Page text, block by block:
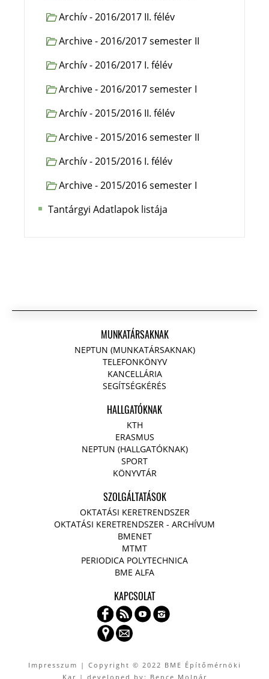
Archív - 2016/2017 II. félév
Archive - 2016/2017 semester II
Archív - 2016/2017 I. félév
Archive - 2016/2017 semester I
Archív - 2015/2016 II. félév
Archive - 2015/2016 semester II
Archív - 2015/2016 I. félév
Archive - 2015/2016 semester I
Tantárgyi Adatlapok listája
MUNKATÁRSAKNAK
NEPTUN (MUNKATÁRSAKNAK)
TELEFONKÖNYV
KANCELLÁRIA
SEGÍTSÉGKÉRÉS
HALLGATÓKNAK
KTH
ERASMUS
NEPTUN (HALLGATÓKNAK)
SPORT
KÖNYVTÁR
SZOLGÁLTATÁSOK
OKTATÁSI KERETRENDSZER
OKTATÁSI KERETRENDSZER - ARCHÍVUM
BMENET
MTMT
PERIODICA POLYTECHNICA
BME ALFA
KAPCSOLAT
Impresszum | Copyright © 2022 BME Építőmérnöki
Kar | developed by: Bence Molnár